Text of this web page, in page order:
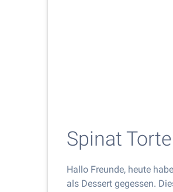
Spinat
Hallo Freunde, heute
als Dessert gegessen.